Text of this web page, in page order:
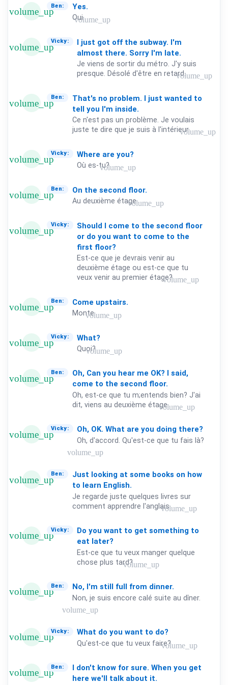
volume_up
Ben: Yes.
Oui.
volume_up
volume_up
Vicky: I just got off the subway. I'm
almost there. Sorry I'm late.
Je viens de sortir du métro. J'y suis
presque. Désolé d'être en retard.volume_up
volume_up
Ben: That's no problem. I just wanted to
tell you I'm inside.
Ce n'est pas un problème. Je voulais
juste te dire que je suis à l'intérieur.volume_up
volume_up
Vicky: Where are you?
Où es-tu?volume_up
volume_up
Ben: On the second floor.
Au deuxième étage.volume_up
volume_up
Vicky: Should I come to the second floor
or do you want to come to the
first floor?
Est-ce que je devrais venir au
deuxième étage ou est-ce que tu
veux venir au premier étage?volume_up
volume_up
Ben: Come upstairs.
Monte.volume_up
volume_up
Vicky: What?
Quoi?volume_up
volume_up
Ben: Oh, Can you hear me OK?
said,
come to the second floor.
Oh, est-ce que tu m;entends bien? J'ai
dit, viens au deuxième étage.volume_up
volume_up
Vicky: Oh, OK. What are you doing there?
Oh, d'accord. Qu'est-ce que tu fais là?
volume_up
volume_up
Ben: Just looking at some books on how
to learn English.
Je regarde juste quelques livres sur
comment apprendre l'anglais.volume_up
volume_up
Vicky: Do you want to get something to
eat later?
Est-ce que tu veux manger quelque
chose plus tard?volume_up
volume_up
Ben: No, I'm still full from dinner.
Non, je suis encore calé suite au dîner.
volume_up
volume_up
Vicky: What do you want to do?
Qu'est-ce que tu veux faire?volume_up
volume_up
Ben: I don't know for sure. When you get
here we'll talk about it.